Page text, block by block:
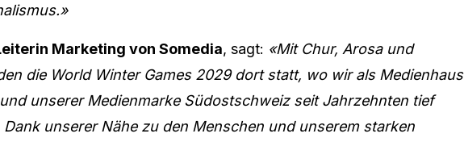
Marketing von Somedia, sagt: «Mit Chur, Arosa und
die World Winter Games 2029 dort statt, wo wir als Medienhaus
unserer Medienmarke Südostschweiz seit Jahrzehnten tief
unserer Nähe zu den Menschen und unserem starken